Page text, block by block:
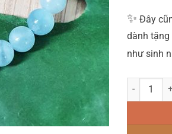
✨ Đây
dành tặng
như sinh
Vòng Tay